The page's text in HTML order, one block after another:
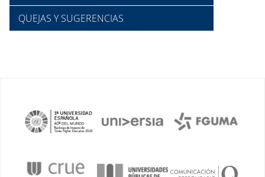
QUEJAS Y SUGERENCIAS